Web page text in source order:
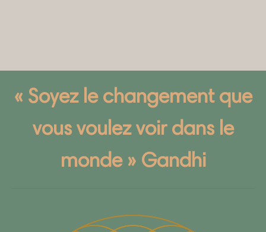
« Soyez le changement que
vous voulez voir dans le
monde » Gandhi